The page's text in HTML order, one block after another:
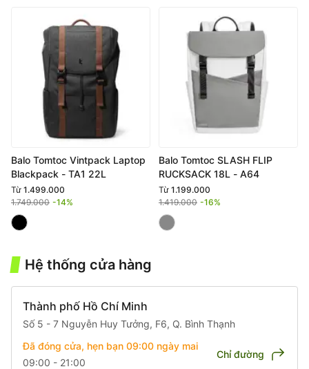
Balo Tomtoc Vintpack Laptop
Blackpack - TA1 22L
Từ 1.499.000
1.749.000 -14%
Balo Tomtoc SLASH FLIP
RUCKSACK 18L - A64
Từ 1.199.000
1.419.000 -16%
Hệ thống cửa hàng
Thành phố Hồ Chí Minh
Số 5 - 7 Nguyễn Huy Tưởng, F6, Q. Bình Thạnh
Đã đóng cửa, hẹn bạn 09:00 ngày mai
09:00 - 21:00
Chỉ đường